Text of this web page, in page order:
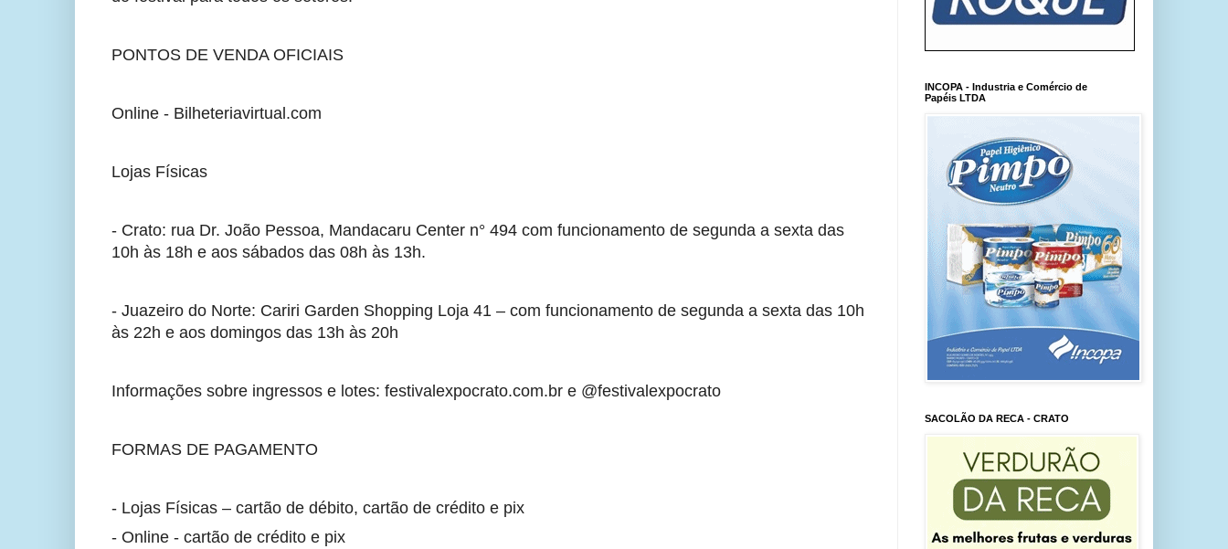
PONTOS DE VENDA OFICIAIS
Online - Bilheteriavirtual.com
Lojas Físicas
- Crato: rua Dr. João Pessoa, Mandacaru Center n° 494 com funcionamento de segunda a sexta das
10h às 18h e aos sábados das 08h às 13h.
- Juazeiro do Norte: Cariri Garden Shopping Loja 41 – com funcionamento de segunda a sexta das 10h
às 22h e aos domingos das 13h às 20h
Informações sobre ingressos e lotes: festivalexpocrato.com.br e @festivalexpocrato
FORMAS DE PAGAMENTO
- Lojas Físicas – cartão de débito, cartão de crédito e pix
- Online - cartão de crédito e pix
INCOPA - Industria e Comércio de
Papéis LTDA
SACOLÃO DA RECA - CRATO